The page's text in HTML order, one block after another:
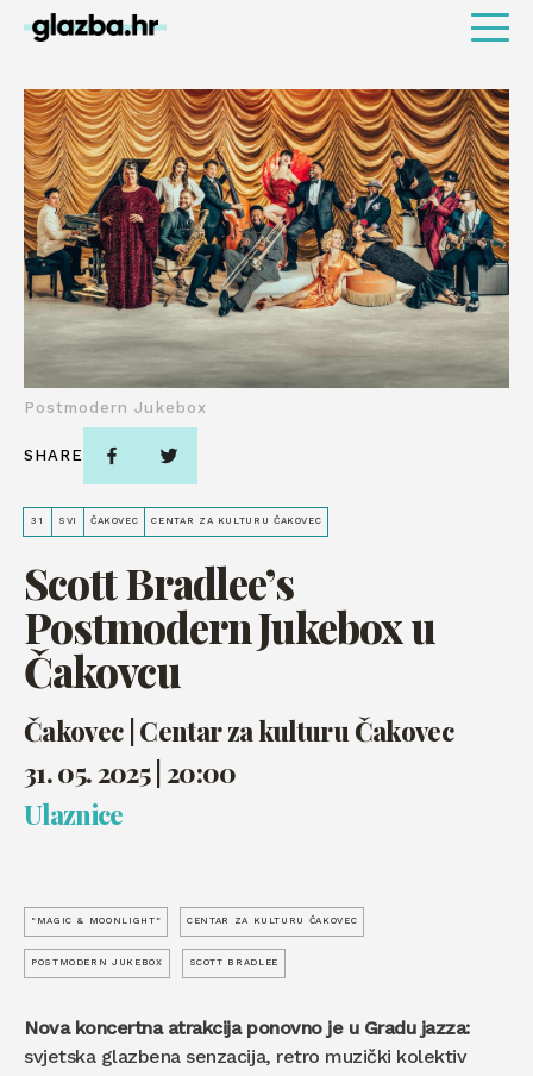
31 SVI ČAKOVEC CENTAR ZA KULTURU ČAKOVEC
Scott Bradlee’s
Postmodern Jukebox u
Čakovcu
Čakovec | Centar za kulturu Čakovec
31. 05. 2025 | 20:00
Ulaznice
Postmodern Jukebox
SHARE
"MAGIC & MOONLIGHT" CENTAR ZA KULTURU ČAKOVEC
POSTMODERN JUKEBOX SCOTT BRADLEE
Nova koncertna atrakcija ponovno je u Gradu jazza:
svjetska glazbena senzacija, retro muzički kolektiv